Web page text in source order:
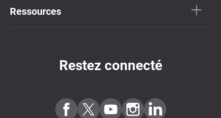
Ressources
Restez connecté